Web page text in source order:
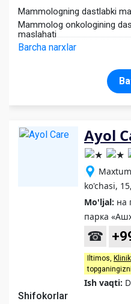
Mammologning dastlabki
Mammolog onkologining
maslahati
Barcha narxlar
Ayol
ko'chasi,
Mo'ljal: на
парка
☎
Iltimos,
Ish vaqti:
Shifokorlar